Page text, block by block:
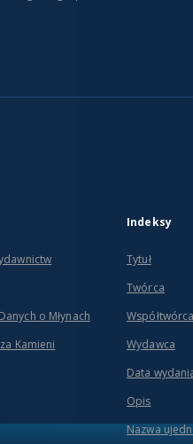
o Młynach
Kamieni
Indeksy
Tytuł
Twórca
Współtwórca
Wydawca
Data
Opis
Nazwa